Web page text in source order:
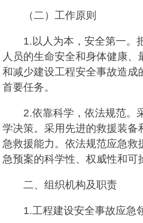
（二）工作原则
1.以人为本，安全第一。
人员的生命安全和身体健康、
和减少建设工程安全事故造成
首要任务。
2.依靠科学，依法规范。
学决策。采用先进的救援装备
急救援能力。依法规范应急救
急预案的科学性、权威性和可
二、组织机构及职责
1.工程建设安全事故应急